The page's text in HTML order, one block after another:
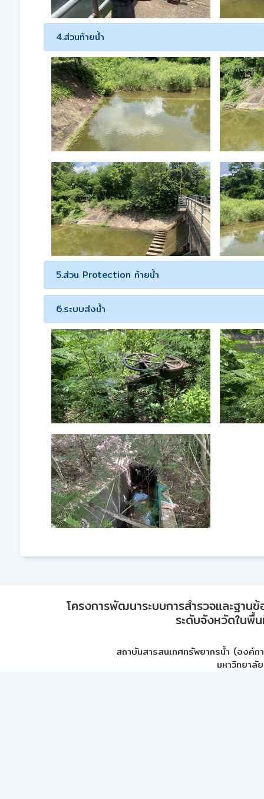
4.ส่วนท้ายน้ำ
5.ส่วน Protection ท้ายน้ำ
6.ระบบส่งน้ำ
โครงการพัฒนาระบบการสำรวจและฐา
ระดับจังหวัดในพื้
สถาบันสารสนเทศทรัพยากรน้ำ (องค์ก
มหาวิทยาลั